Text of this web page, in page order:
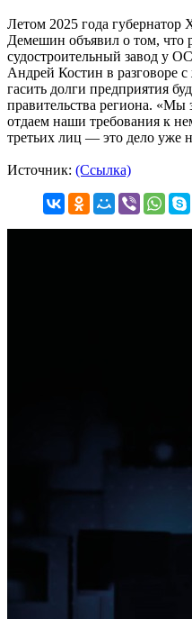
Летом 2025 года губернатор
Демешин объявил о том, что
судостроительный завод у
Андрей Костин в разговоре
гасить долги предприятия
правительства региона. «Мы
отдаем наши требования к
третьих лиц — это дело уже
Источник: (Ссылка)